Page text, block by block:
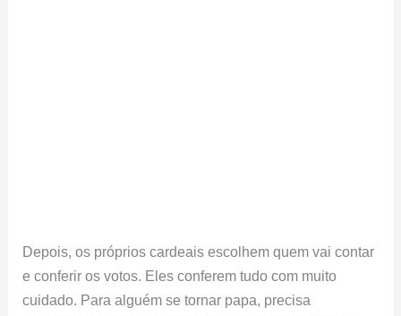
Depois, os próprios cardeais escolhem quem vai contar
e conferir os votos. Eles conferem tudo com muito
cuidado. Para alguém se tornar papa, precisa